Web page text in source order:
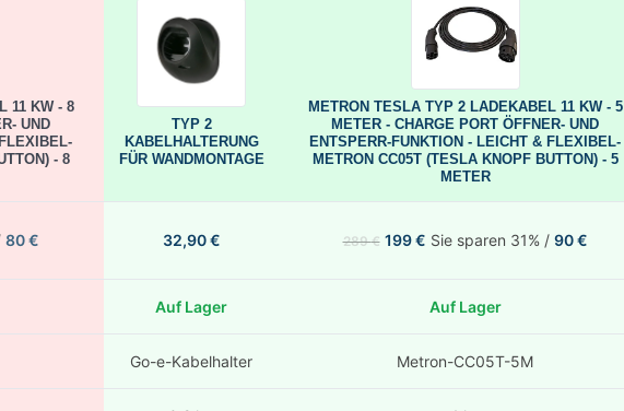
11 KW - 8
UND
- 8
TYP 2
KABELHALTERUNG
FÜR WANDMONTAGE
METRON TESLA TYP 2 LADEKABEL 11 KW - 5
METER - CHARGE PORT ÖFFNER- UND
ENTSPERR-FUNKTION - LEICHT & FLEXIBEL-
METRON CC05T (TESLA KNOPF BUTTON) - 5
METER
80€ 32,90€ 289€ 199€ Sie sparen 31% / 90€
Auf Lager Auf Lager
Go-e-Kabelhalter Metron-CC05T-5M